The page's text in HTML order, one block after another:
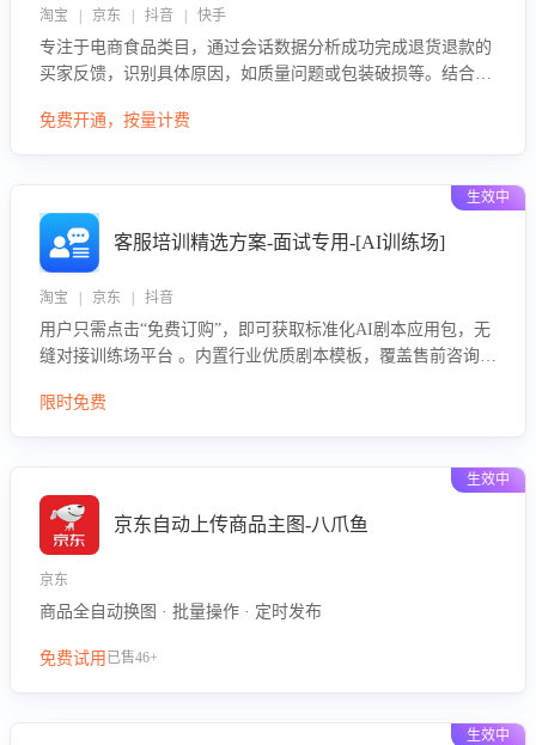
淘宝 | 京东 | 抖音 | 快手
专注于电商食品类目，通过会话数据分析成功完成退货退款的
买家反馈，识别具体原因，如质量问题或包装破损等。结合AI
低退款率，提升售后效率。
免费开通，按量计费
生效中
客服培训精选方案-面试专用-[AI训练场]
淘宝 | 京东 | 抖音
用户只需点击“免费订购”，即可获取标准化AI剧本应用包，无
缝对接训练场平台 。内置行业优质剧本模板，覆盖售前咨询、
间，助力企业快速启动智能客服训练
限时免费
生效中
京东自动上传商品主图-八爪鱼
京东
商品全自动换图 · 批量操作 · 定时发布
免费试用 已售46+
生效中